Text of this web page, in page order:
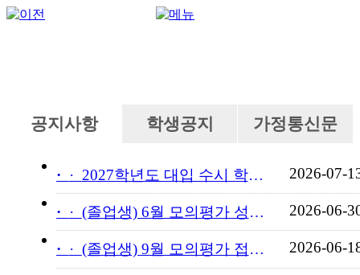
공지사항 학생공지 가정통신문
· 2027학년도 대입 수시 학교... 2026-07-
· (졸업생) 6월 모의평가 성적... 2026-06-
· (졸업생) 9월 모의평가 접수... 2026-06-